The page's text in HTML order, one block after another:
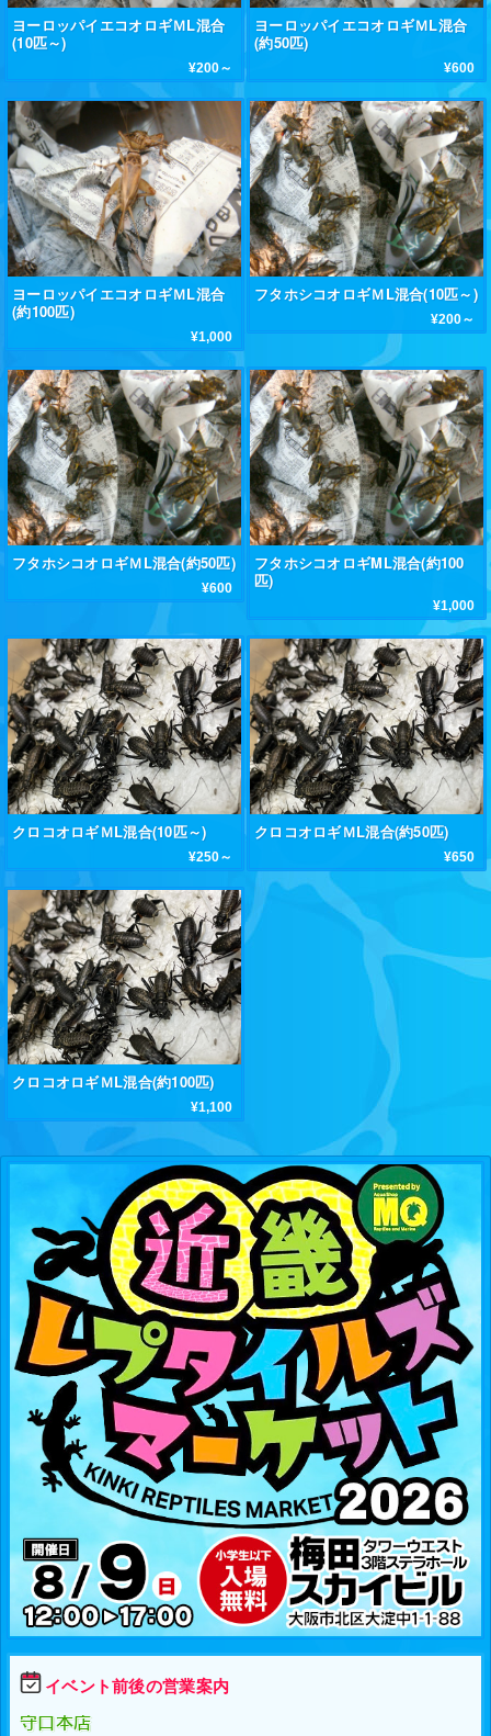
ヨーロッパイエコオロギＭL混合
(10匹～)
¥200～
ヨーロッパイエコオロギＭL混合
(約50匹)
¥600
ヨーロッパイエコオロギＭL混合
(約100匹)
¥1,000
フタホシコオロギＭL混合(10匹～)
¥200～
フタホシコオロギＭL混合(約50匹)
¥600
フタホシコオロギML混合(約100
匹)
¥1,000
クロコオロギＭL混合(10匹～)
¥250～
クロコオロギＭL混合(約50匹)
¥650
クロコオロギＭL混合(約100匹)
¥1,100
イベント前後の営業案内
守口本店